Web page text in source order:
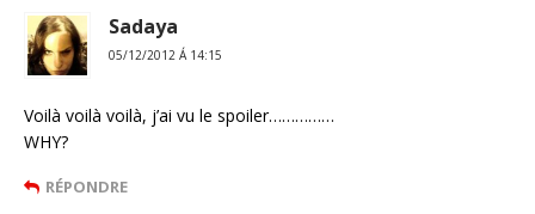
Sadaya
05/12/2012 Á 14:15
Voilà voilà voilà, j’ai vu le spoiler……………
WHY?
RÉPONDRE